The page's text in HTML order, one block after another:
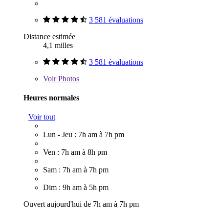
3 581 évaluations
Distance estimée
4,1 milles
3 581 évaluations
VoirPhotos
Heures normales
Voir tout
Lun - Jeu : 7h am à 7h pm
Ven : 7h am à 8h pm
Sam : 7h am à 7h pm
Dim : 9h am à 5h pm
Ouvert aujourd'hui de 7h am à 7h pm